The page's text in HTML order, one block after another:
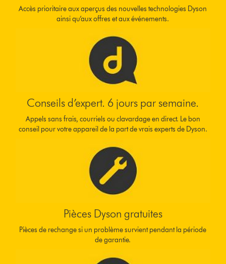
Accès prioritaire aux aperçus des nouvelles technologies Dyson
ainsi qu’aux offres et aux événements.
Conseils d’expert. 6 jours par semaine.
Appels sans frais, courriels ou clavardage en direct. Le bon
conseil pour votre appareil de la part de vrais experts de Dyson.
Pièces Dyson gratuites
Pièces de rechange si un problème survient pendant la période
de garantie.